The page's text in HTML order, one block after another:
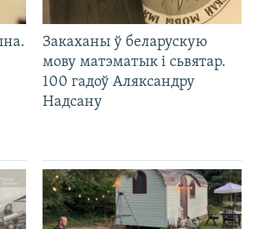
Закаханы ў беларускую
мову матэматык і сьвятар.
100 гадоў Аляксандру
Надсану